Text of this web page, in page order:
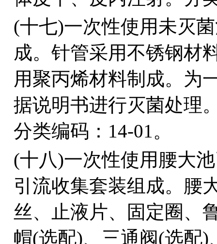
(十七)一次性使用未灭
成。针管采用不锈钢材
用聚丙烯材料制成。为
据说明书进行灭菌处理
分类编码：14-01。
(十八)一次性使用腰大
引流收集套装组成。腰
丝、止液片、固定圈、
帽(选配)、三通阀(选配